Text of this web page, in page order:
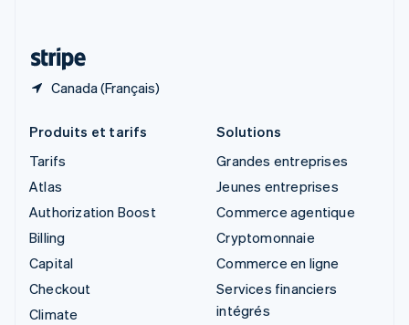
Canada (Français)
Produits et tarifs
Tarifs
Atlas
Authorization Boost
Billing
Capital
Checkout
Climate
Solutions
Grandes entreprises
Jeunes entreprises
Commerce agentique
Cryptomonnaie
Commerce en ligne
Services financiers
intégrés